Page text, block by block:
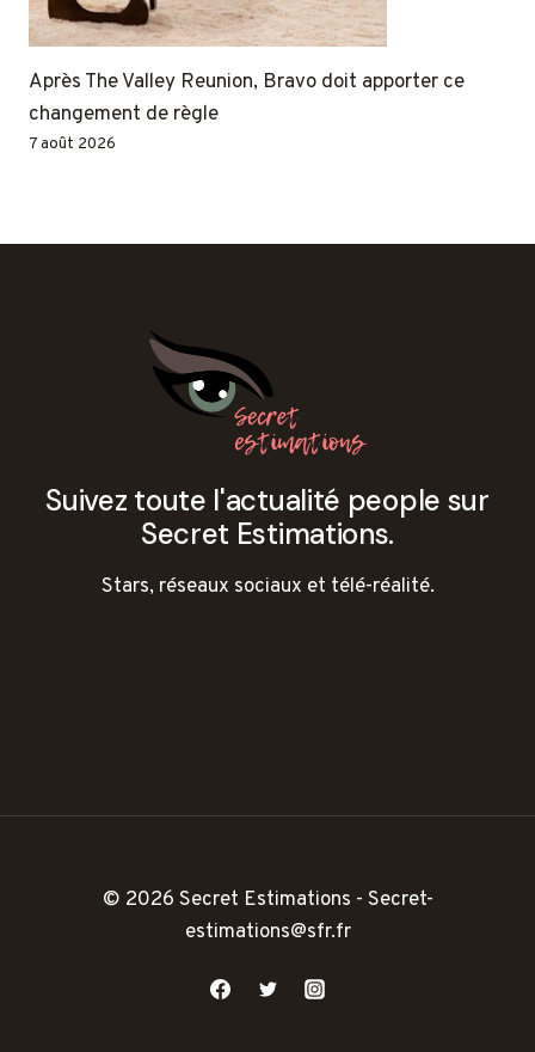
Après The Valley Reunion, Bravo doit apporter ce
changement de règle
7 août 2026
Suivez toute l'actualité people sur
Secret Estimations.
Stars, réseaux sociaux et télé-réalité.
© 2026 Secret Estimations - Secret-
estimations@sfr.fr